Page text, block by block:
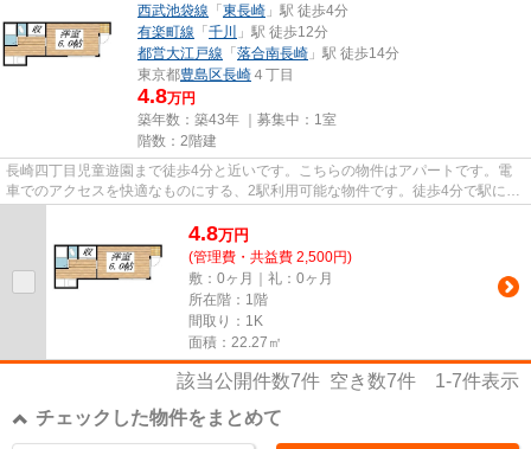
西武池袋線 「 東長崎 」駅 徒歩4分
有楽町線 「 千川
」駅 徒歩12分
都営大江戸線 「 落合南長崎 」駅 徒歩14分
東京都豊島区長崎 ４丁目
4.8万円
築年数：築43年 ｜募集中： 1室
階数：2階建
長崎四丁目児童遊園まで徒歩4分と近いです。こちらの物件はアパートです。電
車でのアクセスを快適なものにする、2駅利用可能な物件です。徒歩4分で駅にア
4.8万円
(管理費・共益費 2,500円)
敷：0ヶ月｜礼：0ヶ月
所在階：1階
間取り：1K
面積：22.27㎡
該当公開件数7件 空き数7件 1-7件表示
チェックした物件をまとめて